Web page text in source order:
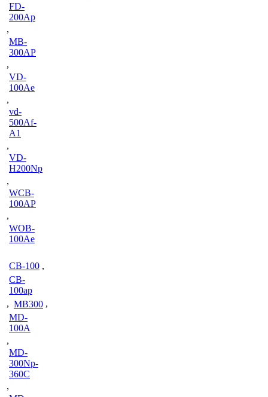
FD-
200Ap
,
MB-
300AP
,
VD-
100Ae
,
vd-
500Af-
A1
,
VD-
H200Np
,
WCB-
100AP
,
WOB-
100Ae
CB-100 ,
CB-
100ap
, MB300 ,
MD-
100A
,
MD-
300Np-
360C
,